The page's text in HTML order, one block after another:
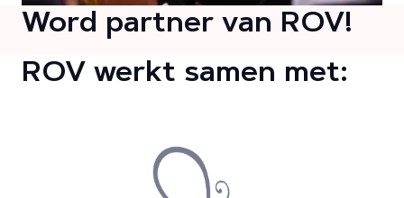
Word partner van ROV!
ROV werkt samen met: